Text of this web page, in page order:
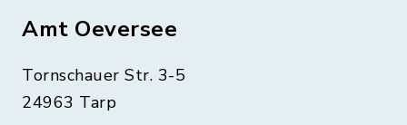
Amt Oeversee
Tornschauer Str. 3-5
24963 Tarp